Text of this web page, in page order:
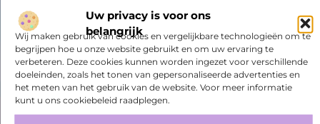
Uw privacy is voor ons
belangrijk
Wij maken gebruik van cookies en vergelijkbare technologieën om te
begrijpen hoe u onze website gebruikt en om uw ervaring te
verbeteren. Deze cookies kunnen worden ingezet voor verschillende
doeleinden, zoals het tonen van gepersonaliseerde advertenties en
het meten van het gebruik van de website. Voor meer informatie
kunt u ons cookiebeleid raadplegen.